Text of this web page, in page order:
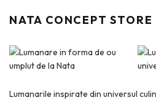
NATA CONCEPT STORE
Lumanarile inspirate din universul